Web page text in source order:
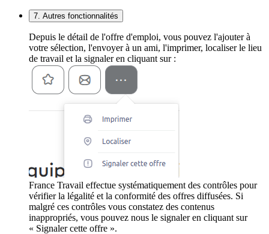
7. Autres fonctionnalités
Depuis le détail de l'offre d'emploi, vous pouvez l'ajouter à
votre sélection, l'envoyer à un ami, l'imprimer, localiser le lieu
de travail et la signaler en cliquant sur :
France Travail effectue systématiquement des contrôles pour
vérifier la légalité et la conformité des offres diffusées. Si
malgré ces contrôles vous constatez des contenus
inappropriés, vous pouvez nous le signaler en cliquant sur
« Signaler cette offre ».